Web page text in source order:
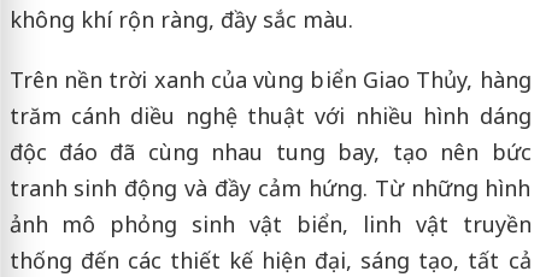
không khí rộn ràng, đầy sắc màu.
Trên nền trời xanh của vùng biển Giao Thủy, hàng
trăm cánh diều nghệ thuật với nhiều hình dáng
độc đáo đã cùng nhau tung bay, tạo nên bức
tranh sinh động và đầy cảm hứng. Từ những hình
ảnh mô phỏng sinh vật biển, linh vật truyền
thống đến các thiết kế hiện đại, sáng tạo, tất cả